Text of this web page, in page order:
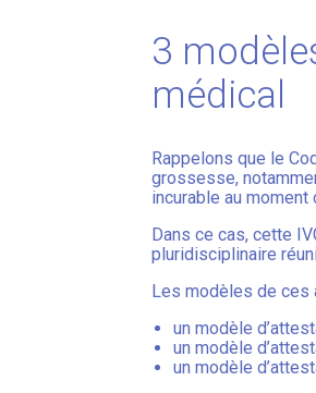
3
médical
Rappelons que le
grossesse,
incurable au moment
Dans ce cas, cette
pluridisciplinaire
Les modèles de ces
un modèle
un modèle
un modèle